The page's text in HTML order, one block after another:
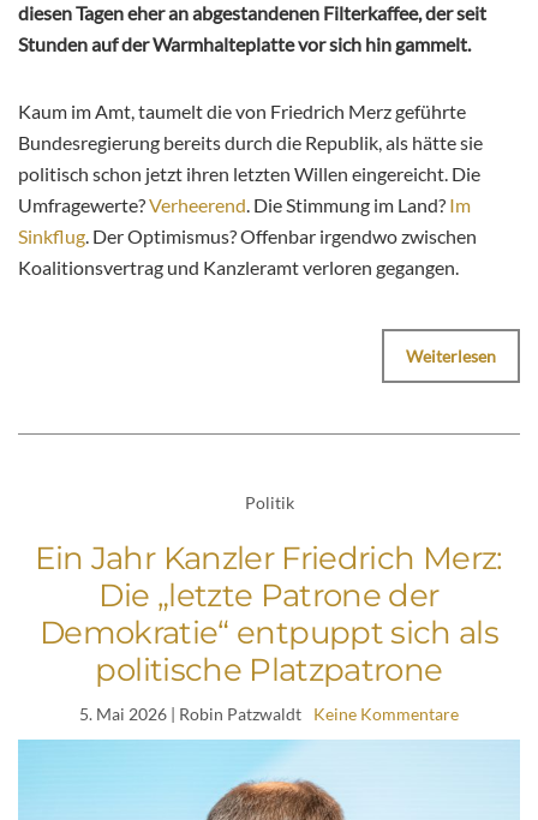
diesen Tagen eher an abgestandenen Filterkaffee, der seit
Stunden auf der Warmhalteplatte vor sich hin gammelt.
Kaum im Amt, taumelt die von Friedrich Merz geführte
Bundesregierung bereits durch die Republik, als hätte sie
politisch schon jetzt ihren letzten Willen eingereicht. Die
Umfragewerte?Verheerend . Die Stimmung im Land? Im
Sinkflug . Der Optimismus? Offenbar irgendwo zwischen
Koalitionsvertrag und Kanzleramt verloren gegangen.
Weiterlesen
Politik
Ein Jahr Kanzler Friedrich Merz:
Die „letzte Patrone der
Demokratie“ entpuppt sich als
politische Platzpatrone
5. Mai 2026 | Robin Patzwaldt Keine Kommentare